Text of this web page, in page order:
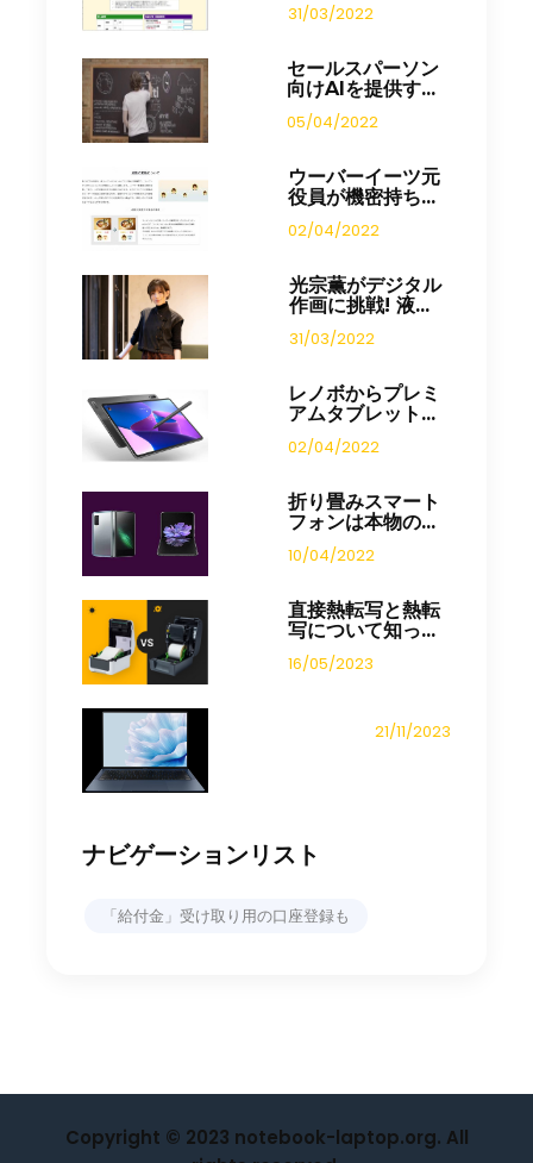
31/03/2022
セールスパーソン
向けAIを提供す...
05/04/2022
ウーバーイーツ元
役員が機密持ち...
02/04/2022
光宗薫がデジタル
作画に挑戦! 液...
31/03/2022
レノボからプレミ
アムタブレット...
02/04/2022
折り畳みスマート
フォンは本物の...
10/04/2022
直接熱転写と熱転
写について知っ...
16/05/2023
21/11/2023
ナビゲーションリスト
「給付金」受け取り用の口座登録も
Copyright © 2023 notebook-laptop.org. All